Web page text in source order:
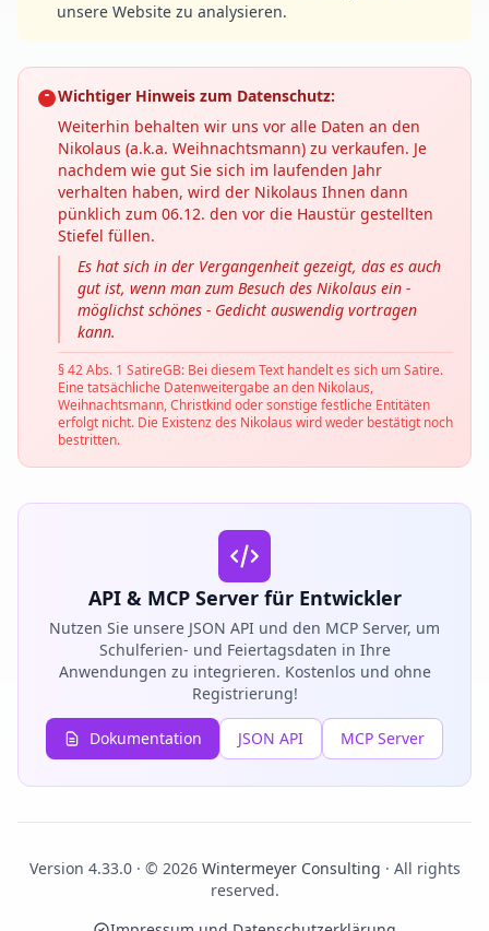
unsere Website zu analysieren.
Wichtiger Hinweis zum Datenschutz:
Weiterhin behalten wir uns vor alle Daten an den
Nikolaus (a.k.a. Weihnachtsmann) zu verkaufen. Je
nachdem wie gut Sie sich im laufenden Jahr
verhalten haben, wird der Nikolaus Ihnen dann
pünklich zum 06.12. den vor die Haustür gestellten
Stiefel füllen.
Es hat sich in der Vergangenheit gezeigt, das es auch
gut ist, wenn man zum Besuch des Nikolaus ein -
möglichst schönes - Gedicht auswendig vortragen
kann.
§ 42 Abs. 1 SatireGB: Bei diesem Text handelt es sich um Satire.
Eine tatsächliche Datenweitergabe an den Nikolaus,
Weihnachtsmann, Christkind oder sonstige festliche Entitäten
erfolgt nicht. Die Existenz des Nikolaus wird weder bestätigt noch
bestritten.
API & MCP Server für Entwickler
Nutzen Sie unsere JSON API und den MCP Server, um
Schulferien- und Feiertagsdaten in Ihre
Anwendungen zu integrieren. Kostenlos und ohne
Registrierung!
Dokumentation JSON API MCP Server
Version 4.33.0 · © 2026 Wintermeyer Consulting · All rights
reserved.